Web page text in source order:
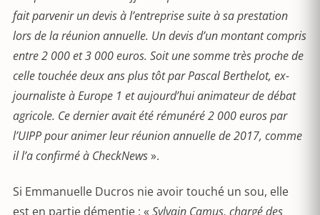
fait parvenir un devis à l’entreprise suite à sa prestation
lors de la réunion annuelle. Un devis d’un montant compris
entre 2 000 et 3 000 euros. Soit une somme très proche de
celle touchée deux ans plus tôt par Pascal Berthelot, ex-
journaliste à Europe 1 et aujourd’hui animateur de débat
agricole. Ce dernier avait été rémunéré 2 000 euros par
l’UIPP pour animer leur réunion annuelle de 2017, comme
il l’a confirmé à CheckNews».
Si Emmanuelle Ducros nie avoir touché un sou, elle
est en partie démentie : « Sylvain Camus, chargé des